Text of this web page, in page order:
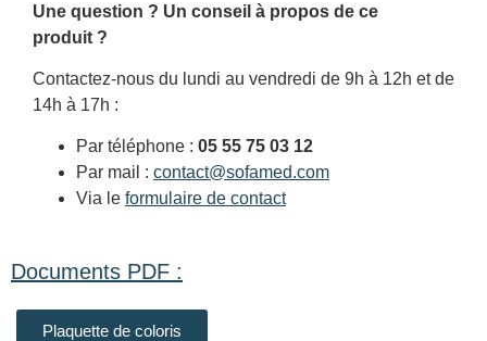
Une question ? Un conseil à propos de ce
produit ?
Contactez-nous du lundi au vendredi de 9h à 12h et de
14h à 17h :
Par téléphone : 05 55 75 03 12
Par mail : contact@sofamed.com
Via le formulaire de contact
Documents PDF :
Plaquette de coloris